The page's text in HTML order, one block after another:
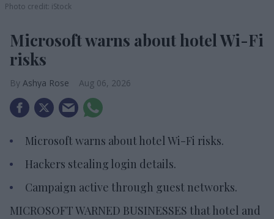
Photo credit: iStock
Microsoft warns about hotel Wi-Fi
risks
Ashya Rose Aug 06, 2026
Microsoft warns about hotel Wi-Fi risks.
Hackers stealing login details.
Campaign active through guest networks.
MICROSOFT WARNED BUSINESSES that hotel and